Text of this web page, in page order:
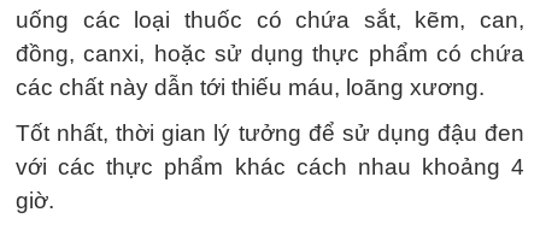
uống các loại thuốc có chứa sắt, kẽm, can,
đồng, canxi, hoặc sử dụng thực phẩm có chứa
các chất này dẫn tới thiếu máu, loãng xương.
Tốt nhất, thời gian lý tưởng để sử dụng đậu đen
với các thực phẩm khác cách nhau khoảng 4
giờ.